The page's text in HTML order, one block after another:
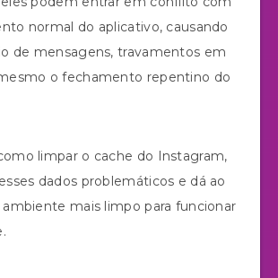
normal do aplicativo, causando
de mensagens, travamentos em
o fechamento repentino do
limpar o cache do Instagram,
dados problemáticos e dá ao
mais limpo para funcionar